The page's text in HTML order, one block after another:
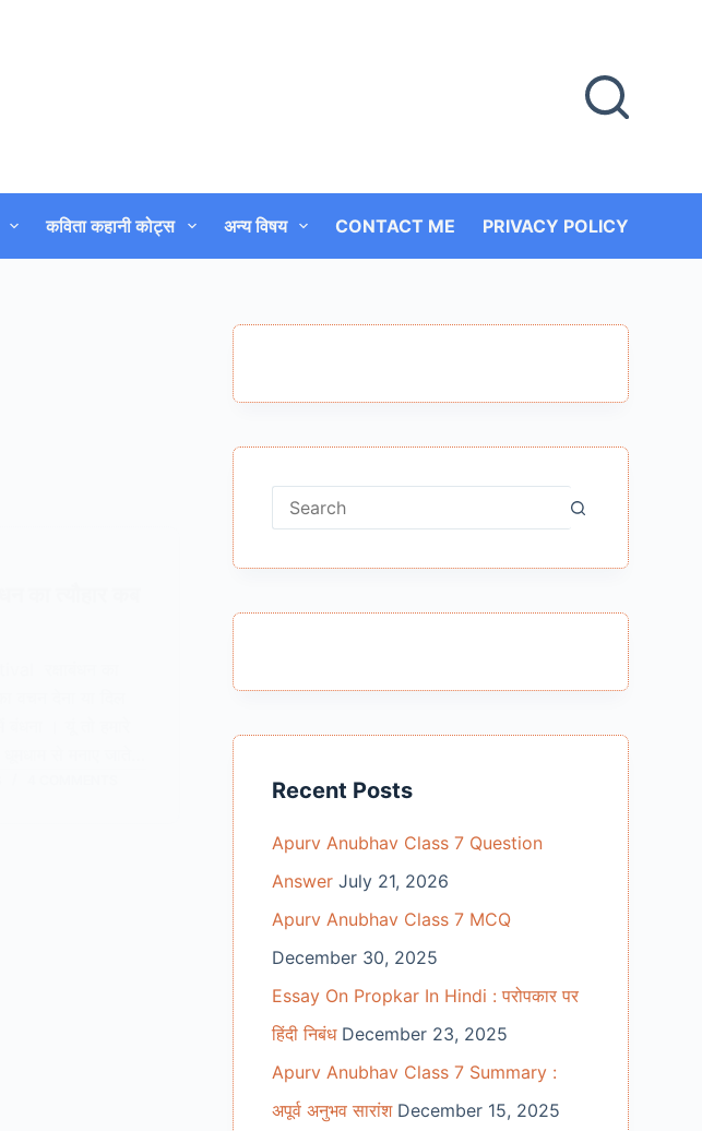
कविता कहानी कोट्स अन्य विषय CONTACT ME PRIVACY POLICY
No
Recent Posts
Apurv Anubhav Class 7 Question
Answer July 21, 2026
Apurv Anubhav Class 7 MCQ
December 30, 2025
Essay On Propkar In Hindi : परोपकार पर
हिंदी निबंध December 23, 2025
Apurv Anubhav Class 7 Summary :
अपूर्व अनुभव सारांश December 15, 2025